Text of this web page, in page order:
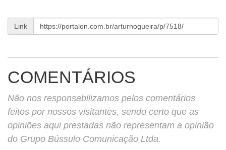
Link
COMENTÁRIOS
Não nos responsabilizamos pelos comentários
feitos por nossos visitantes, sendo certo que as
opiniões aqui prestadas não representam a opinião
do Grupo Bússulo Comunicação Ltda.